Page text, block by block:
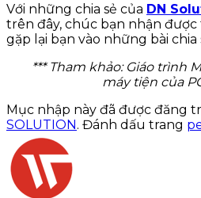
Với những chia sẻ của DN
trên đây, chúc bạn nhận
gặp lại bạn vào những bài chia
*** Tham khảo: Giáo trình
máy tiện của
Mục nhập này đã được đăng
SOLUTION. Đánh dấu trang